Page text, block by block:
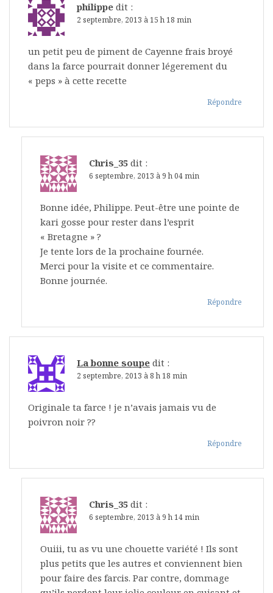
philippe dit :
2 septembre, 2013 à 15 h 18 min
un petit peu de piment de Cayenne frais broyé
dans la farce pourrait donner légerement du
« peps » à cette recette
Répondre
Chris_35 dit :
6 septembre, 2013 à 9 h 04 min
Bonne idée, Philippe. Peut-être une pointe de
kari gosse pour rester dans l’esprit
« Bretagne » ?
Je tente lors de la prochaine fournée.
Merci pour la visite et ce commentaire.
Bonne journée.
Répondre
La bonne soupe dit :
2 septembre, 2013 à 8 h 18 min
Originale ta farce ! je n’avais jamais vu de
poivron noir ??
Répondre
Chris_35 dit :
6 septembre, 2013 à 9 h 14 min
Ouiii, tu as vu une chouette variété ! Ils sont
plus petits que les autres et conviennent bien
pour faire des farcis. Par contre, dommage